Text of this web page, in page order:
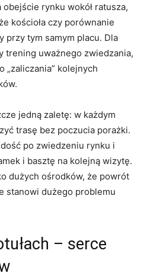
rynku wokół ratusza,
kościoła czy porównanie
przy tym samym placu. Dla
trening uważnego zwiedzania,
„zaliczania” kolejnych
jedną zaletę: w każdym
trasę bez poczucia porażki.
po zwiedzeniu rynku i
i basztę na kolejną wizytę.
dużych ośrodków, że powrót
stanowi dużego problemu
– serce